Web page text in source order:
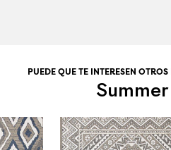
PUEDE QUE TE INTERESEN
Summer